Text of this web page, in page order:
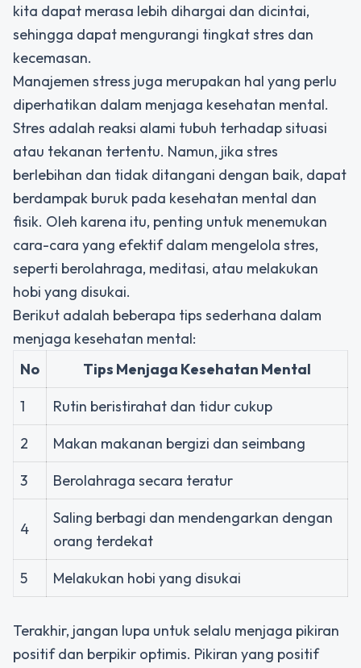
kita dapat merasa lebih dihargai dan dicintai,
sehingga dapat mengurangi tingkat stres dan
kecemasan.
Manajemen stress juga merupakan hal yang perlu
diperhatikan dalam menjaga kesehatan mental.
Stres adalah reaksi alami tubuh terhadap situasi
atau tekanan tertentu. Namun, jika stres
berlebihan dan tidak ditangani dengan baik, dapat
berdampak buruk pada kesehatan mental dan
fisik. Oleh karena itu, penting untuk menemukan
cara-cara yang efektif dalam mengelola stres,
seperti berolahraga, meditasi, atau melakukan
hobi yang disukai.
Berikut adalah beberapa tips sederhana dalam
menjaga kesehatan mental:
No
Tips Menjaga Kesehatan Mental
1
Rutin beristirahat dan tidur cukup
2
Makan makanan bergizi dan seimbang
3
Berolahraga secara teratur
4
Saling berbagi dan mendengarkan dengan
orang terdekat
5
Melakukan hobi yang disukai
Terakhir, jangan lupa untuk selalu menjaga pikiran
positif dan berpikir optimis. Pikiran yang positif